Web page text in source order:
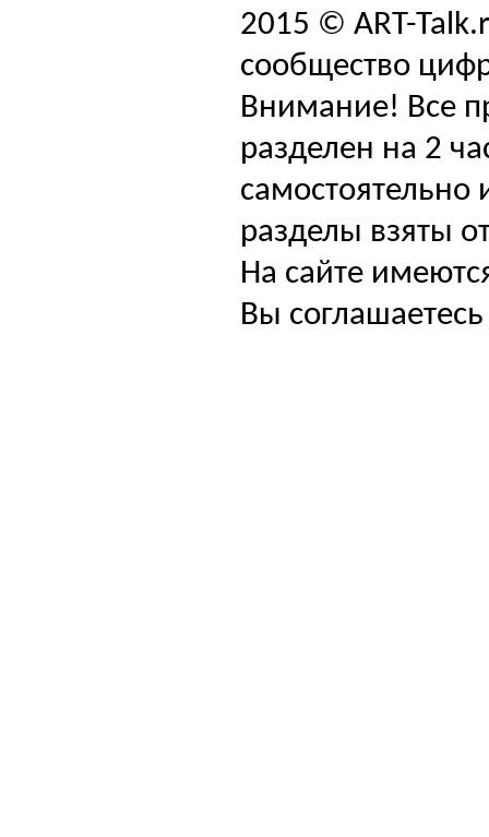
2015 © ART-
сообщество
Внимание! Все
разделен на 2
самостоятельно
разделы взяты
На сайте
Вы